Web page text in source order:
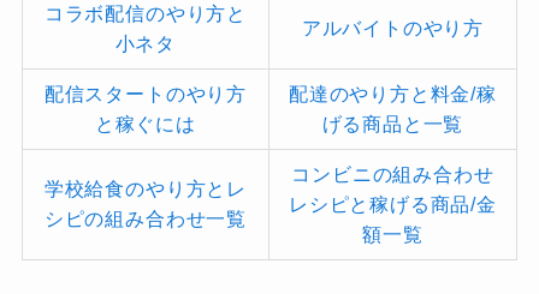
コラボ配信のやり方と
小ネタ
アルバイトのやり方
配信スタートのやり方
と稼ぐには
配達のやり方と料金/稼
げる商品と一覧
学校給食のやり方とレ
シピの組み合わせ一覧
コンビニの組み合わせ
レシピと稼げる商品/金
額一覧